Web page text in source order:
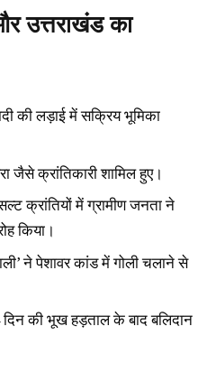
उत्तराखंड का
की लड़ाई में सक्रिय भूमिका
जैसे क्रांतिकारी शामिल हुए।
क्रांतियों में ग्रामीण जनता ने
किया।
ने पेशावर कांड में गोली चलाने से
की भूख हड़ताल के बाद बलिदान